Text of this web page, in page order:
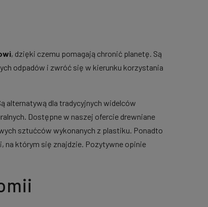
, dzięki czemu pomagają chronić planetę. Są
odpadów i zwróć się w kierunku korzystania
alternatywą dla tradycyjnych widelców
Dostępne w naszej ofercie drewniane
sztućców wykonanych z plastiku. Ponadto
na którym się znajdzie. Pozytywne opinie